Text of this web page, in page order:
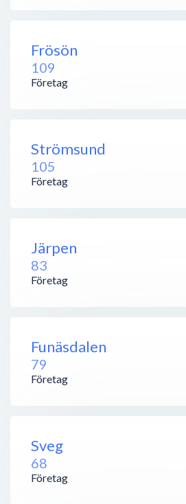
Frösön
109
Företag
Strömsund
105
Företag
Järpen
83
Företag
Funäsdalen
79
Företag
Sveg
68
Företag